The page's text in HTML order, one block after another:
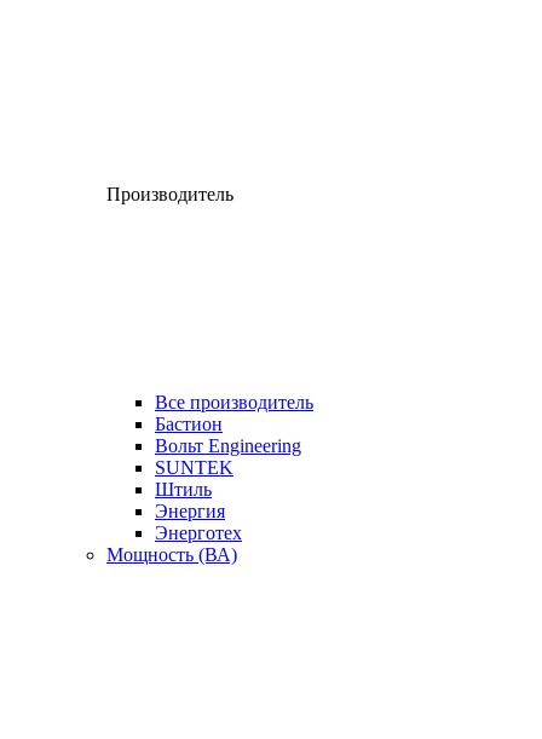
Производитель
Все производитель
Бастион
Вольт Engineering
SUNTEK
Штиль
Энергия
Энерготех
Мощность (ВА)